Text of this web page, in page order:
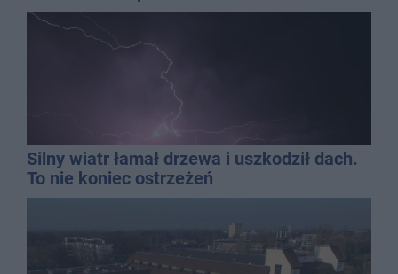
Silny wiatr łamał drzewa i uszkodził dach.
To nie koniec ostrzeżeń